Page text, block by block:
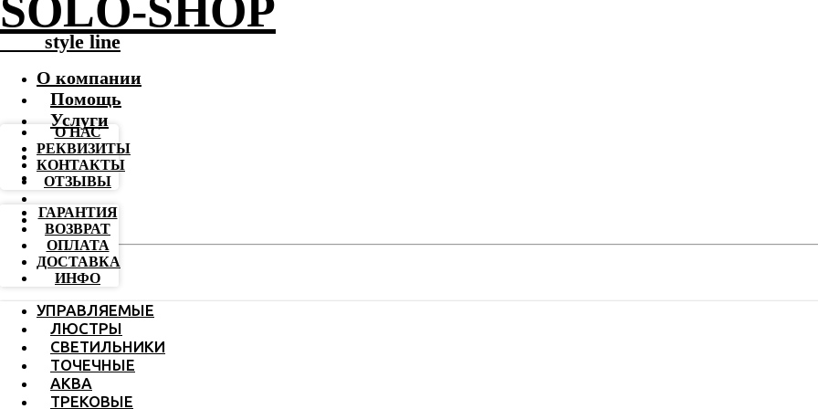
SOLO-SHOP
-------style line
О компании
Помощь
Услуги
О НАС
РЕКВИЗИТЫ
КОНТАКТЫ
ОТЗЫВЫ
ГАРАНТИЯ
ВОЗВРАТ
ОПЛАТА
ДОСТАВКА
ИНФО
УПРАВЛЯЕМЫЕ
ЛЮСТРЫ
СВЕТИЛЬНИКИ
ТОЧЕЧНЫЕ
АКВА
ТРЕКОВЫЕ